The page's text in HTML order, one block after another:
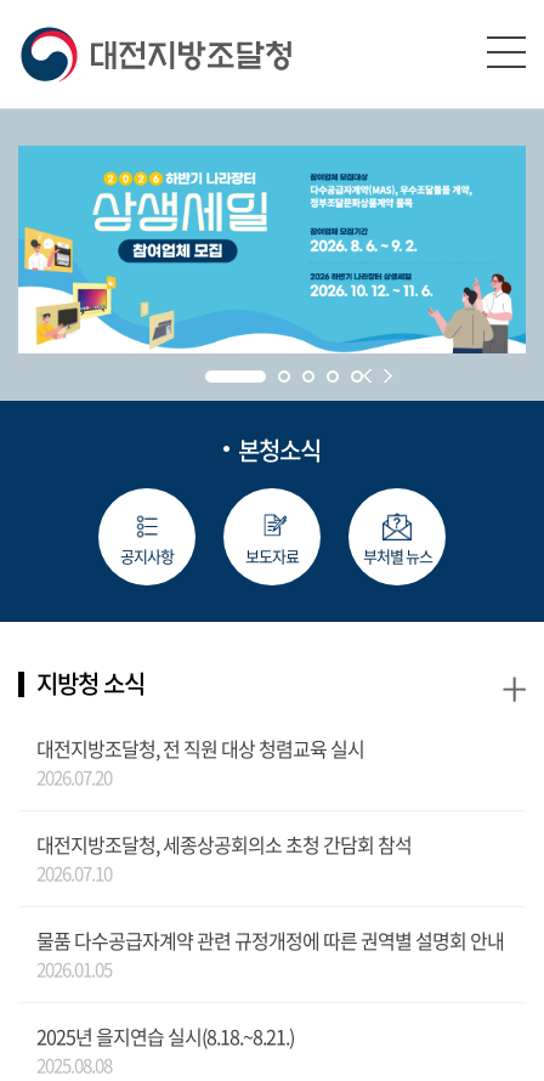
본청소식
공지사항 보도자료 부처별 뉴스
지방청 소식
대전지방조달청, 전 직원 대상 청렴교육 실시
2026.07.20
대전지방조달청, 세종상공회의소 초청 간담회 참석
2026.07.10
물품 다수공급자계약 관련 규정개정에 따른 권역별 설명회 안내
2026.01.05
2025년 을지연습 실시(8.18.~8.21.)
2025.08.08
+